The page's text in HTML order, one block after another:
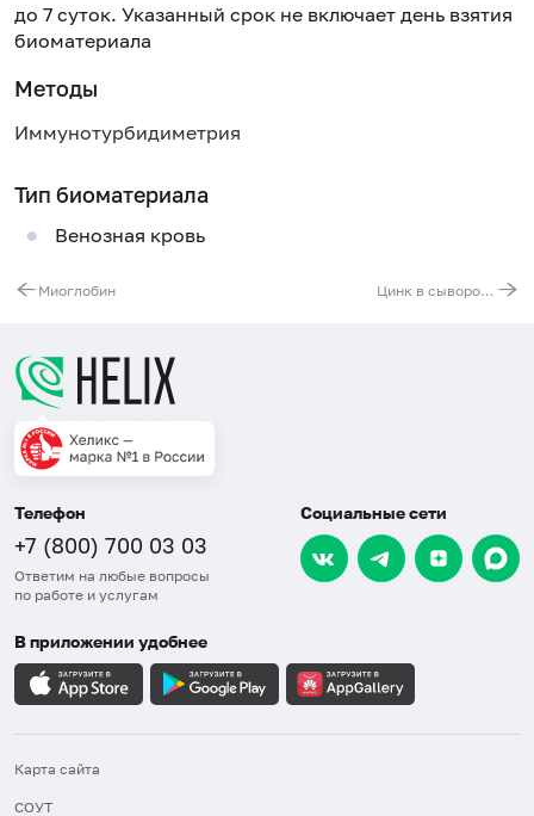
до 7 суток. Указанный срок не включает день взятия
биоматериала
Методы
Иммунотурбидиметрия
Тип биоматериала
Венозная кровь
Миоглобин Цинк в сыворотке
Телефон
+7 (800) 700 03 03
Ответим на любые вопросы
по работе и услугам
Социальные сети
В приложении удобнее
Карта сайта
СОУТ